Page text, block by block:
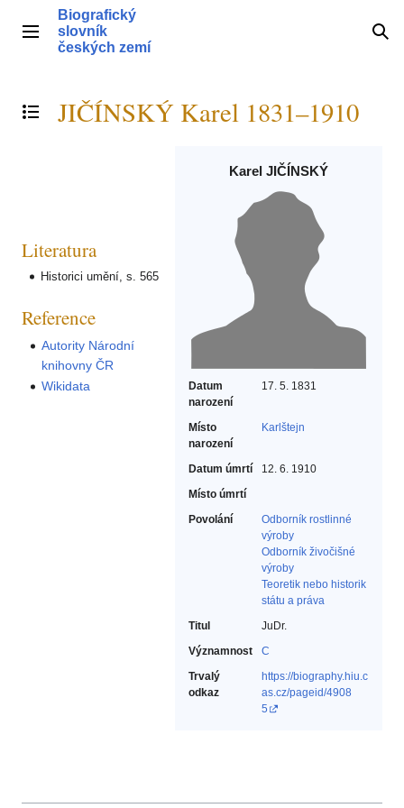
obsahHlavní menu
Biografický
slovník
českých zemí
Přepnout obsah
JIČÍNSKÝ Karel 1831–1910
Karel JIČÍNSKÝ
Datum
narození
17. 5. 1831
Místo
narození
Karlštejn
Datum úmrtí
12. 6. 1910
Místo úmrtí
Povolání
Odborník rostlinné
výroby‎
Odborník živočišné
výroby‎
Teoretik nebo historik
státu a práva‎
Titul
JuDr.
Významnost
C
Trvalý
odkaz
https://biography.hiu.c
as.cz/pageid/4908
5
Literatura
Historici umění, s. 565
Reference
Autority Národní
knihovny ČR
Wikidata